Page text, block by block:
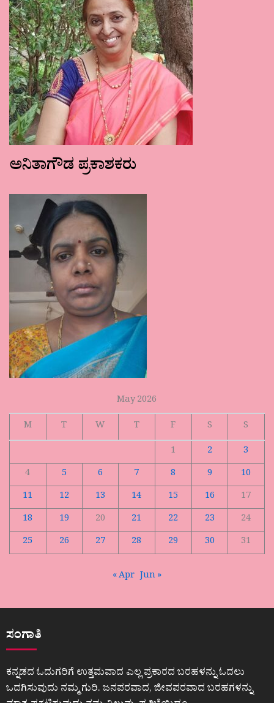
ಅನಿತಾಗೌಡ ಪ್ರಕಾಶಕರು
May 2026
M
T W T F S
S
1
2
3
4
5 6 7 8 9
10
11
12 13 14 15 16
17
18
19 20 21 22 23
24
25
26 27 28 29 30 31
« Apr Jun »
ಸಂಗಾತಿ
ಕನ್ನಡದ ಓದುಗರಿಗೆ ಉತ್ತಮವಾದ ಎಲ್ಲ ಪ್ರಕಾರದ ಬರಹಳನ್ನು ಓದಲು
ಒದಗಿಸುವುದು ನಮ್ಮ ಗುರಿ. ಜನಪರವಾದ, ಜೀವಪರವಾದ ಬರಹಗಳನ್ನು